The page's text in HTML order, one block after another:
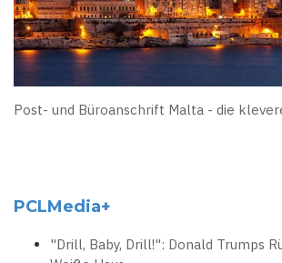
Post- und Büroanschrift Malta - die
PCLMedia+
"Drill, Baby, Drill!": Donald Trumps